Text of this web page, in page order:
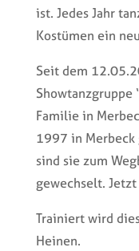
ist. Jedes Jahr
Kostümen ein
Seit dem
Showtanzgruppe
Familie in
1997 in
sind sie zum
gewechselt.
Trainiert wird
Heinen.